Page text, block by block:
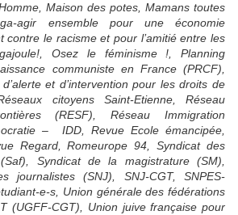
Maison des potes, Mamans toutes
agir ensemble pour une économie
contre le racisme et pour l’amitié entre les
Osez le féminisme !, Planning
communiste en France (PRCF),
et d’intervention pour les droits de
citoyens Saint-Etienne, Réseau
(RESF), Réseau Immigration
– IDD, Revue Ecole émancipée,
Regard, Romeurope 94, Syndicat des
Syndicat de la magistrature (SM),
journalistes (SNJ), SNJ-CGT, SNPES-
e-s, Union générale des fédérations
(UGFF-CGT), Union juive française pour